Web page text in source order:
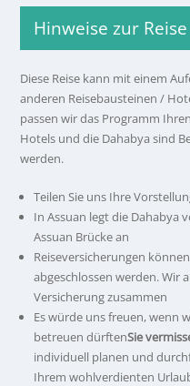
Hinweise zur Reise
Diese Reise kann mit einem
anderen Reisebausteinen /
passen wir das Programm
Hotels und die Dahabya sind
werden.
Teilen Sie uns Ihre
In Assuan legt die Dahabya
Assuan Brücke an
Reiseversicherungen
abgeschlossen werden. Wir
Versicherung zusammen
Es würde uns freuen, wenn
betreuen dürftenSie
individuell planen und
Ihrem wohlverdienten